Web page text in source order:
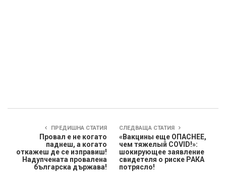
ПРЕДИШНА СТАТИЯ
Провал е не когато
паднеш, а когато
откажеш де се изправиш!
Надупчената провалена
българска държава!
СЛЕДВАЩА СТАТИЯ
«Вакцины еще ОПАСНЕЕ,
чем тяжелый COVID!»:
шокирующее заявление
свидетеля о риске РАКА
потрясло!